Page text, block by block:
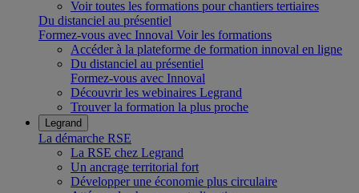
Voir toutes les formations pour chantiers tertiaires
Du distanciel au présentiel
Formez-vous avec Innoval Voir les formations
Accéder à la plateforme de formation innoval en ligne
Du distanciel au présentiel
Formez-vous avec Innoval
Découvrir les webinaires Legrand
Trouver la formation la plus proche
Legrand
La démarche RSE
La RSE chez Legrand
Un ancrage territorial fort
Développer une économie plus circulaire